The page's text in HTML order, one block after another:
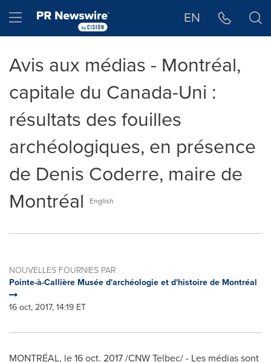
Hamburger menu EN
Avis aux médias - Montréal,
capitale du Canada-Uni :
résultats des fouilles
archéologiques, en présence
de Denis Coderre, maire de
Montréal
English
NOUVELLES FOURNIES PAR
Pointe-à-Callière Musée d'archéologie et d'histoire de Montréal
16 oct, 2017, 14:19 ET
MONTRÉAL, le16 oct. 2017/CNW Telbec/ - Les médias sont